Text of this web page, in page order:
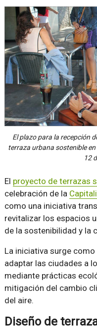
El plazo para la recepción
terraza urbana sostenible
12
El proyecto de terrazas
celebración de la
como una iniciativa
revitalizar los espacios
de la sostenibilidad y la
La iniciativa surge
adaptar las ciudades a
mediante prácticas
mitigación del cambio
del aire.
Diseño de